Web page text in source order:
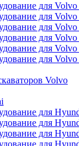
для
для
для
для
для
для
Volvo
для
для
для
для